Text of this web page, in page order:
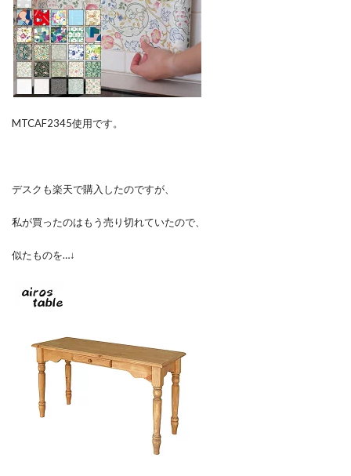
MTCAF2345使用です。
デスクも楽天で購入したのですが、
私が買ったのはもう売り切れていたので、
似たものを…↓